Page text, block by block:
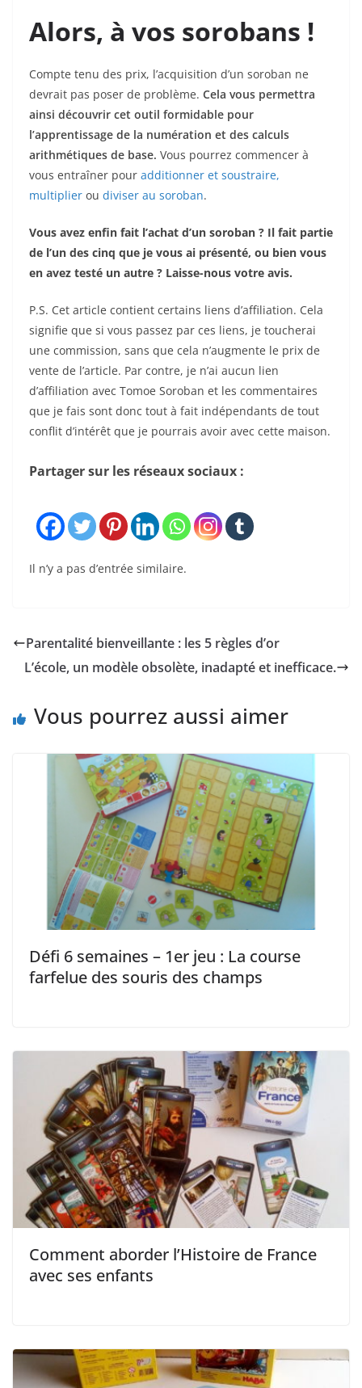
Alors, à vos sorobans !
Compte tenu des prix, l’acquisition d’un soroban ne
devrait pas poser de problème. Cela vous permettra
ainsi découvrir cet outil formidable pour
l’apprentissage de la numération et des calculs
arithmétiques de base. Vous pourrez commencer à
vous entraîner pour additionner et soustraire,
multiplier ou diviser au soroban.
Vous avez enfin fait l’achat d’un soroban ? Il fait partie
de l’un des cinq que je vous ai présenté, ou bien vous
en avez testé un autre ? Laisse-nous votre avis.
P.S. Cet article contient certains liens d’affiliation. Cela
signifie que si vous passez par ces liens, je toucherai
une commission, sans que cela n’augmente le prix de
vente de l’article. Par contre, je n’ai aucun lien
d’affiliation avec Tomoe Soroban et les commentaires
que je fais sont donc tout à fait indépendants de tout
conflit d’intérêt que je pourrais avoir avec cette maison.
Partager sur les réseaux sociaux :
Il n’y a pas d’entrée similaire.
Parentalité bienveillante : les 5 règles d’or
L’école, un modèle obsolète, inadapté et inefficace.
Vous pourrez aussi aimer
Défi 6 semaines – 1er jeu : La course
farfelue des souris des champs
Comment aborder l’Histoire de France
avec ses enfants